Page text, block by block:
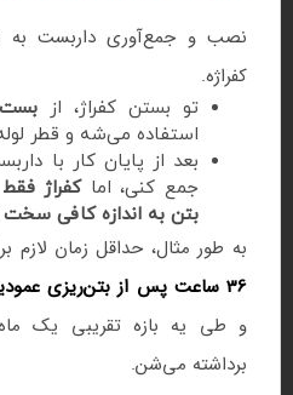
نصب و جمع‌آوری داربست
کفراژه.
تو بستن کفراژ، از
استفاده می‌شه و قطر
بعد از پایان کار با
جمع کنی، اماکفراژ
بتن به اندازه کافی
به طور مثال، حداقل زمان لازم
36 ساعت پس از بتن‌ریزی عمودی
و طی یه بازه تقریبی یک
برداشته می‌شن.